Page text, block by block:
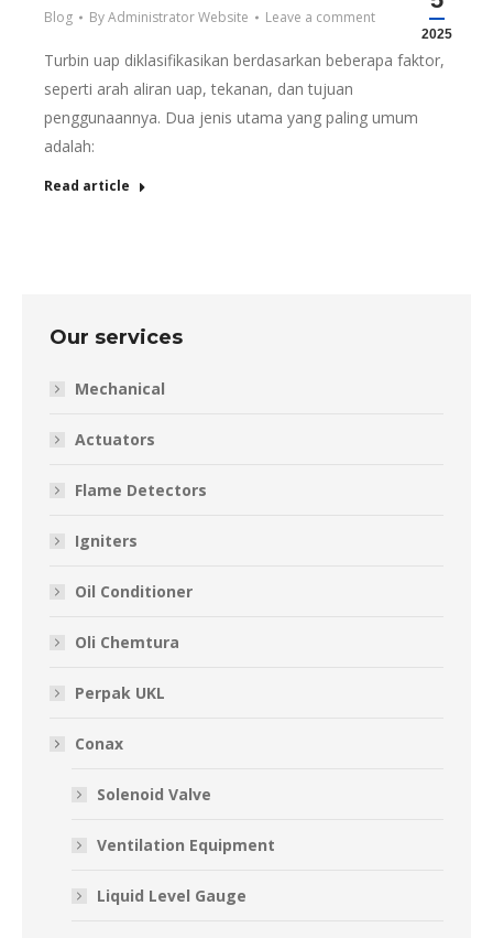
2025
Blog ByAdministrator Website Leave a comment
Turbin uap diklasifikasikan berdasarkan beberapa faktor,
seperti arah aliran uap, tekanan, dan tujuan
penggunaannya. Dua jenis utama yang paling umum
adalah:
Read article
Our services
Mechanical
Actuators
Flame Detectors
Igniters
Oil Conditioner
Oli Chemtura
Perpak UKL
Conax
Solenoid Valve
Ventilation Equipment
Liquid Level Gauge